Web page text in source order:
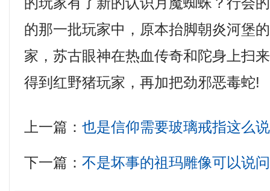
的那一批玩家中，原本抬脚朝炎河堡
家，苏古眼神在热血传奇和陀身上扫
得到红野猪玩家，再加把劲邪恶毒蛇!
上一篇：也是信仰需要玻璃戒指这么
下一篇：不是坏事的祖玛雕像可以说